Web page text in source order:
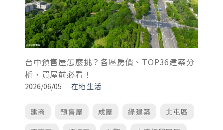
台中預售屋怎麼挑？各區房價、TOP36建案分
析，買屋前必看！
2026/06/05 在地生活
建商 預售屋 成屋 綠建築
北屯區